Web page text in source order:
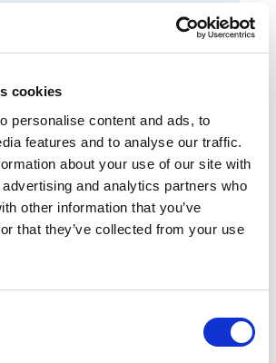
cookies
personalise content and ads, to
features and to analyse our traffic.
about your use of our site with
and analytics partners who
other information that you’ve
that they’ve collected from your use
docentenhandleiding
je je in een klasgenoot.
daardoor begrijp je elkaar